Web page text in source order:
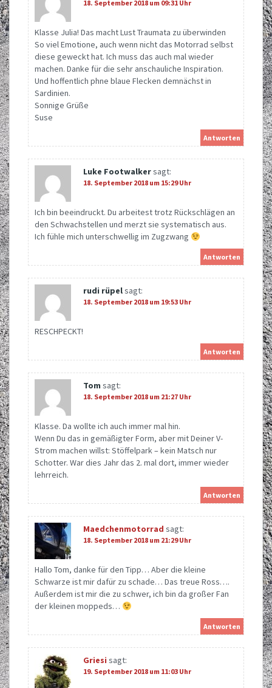
18. September 2018 um 09:31 Uhr
Klasse Julia! Das macht Lust Traumata zu überwinden
So viel Emotione, auch wenn nicht das Motorrad selbst
diese geweckt hat. Ich muss das auch mal wieder
machen. Danke für die sehr anschauliche Inspiration.
Und hoffentlich phne blaue Flecken demnächst in
Sardinien.
Sonnige Grüße
Suse
Antworten
Luke Footwalkersagt:
18. September 2018 um 15:29 Uhr
Ich bin beeindruckt. Du arbeitest trotz Rückschlägen an
den Schwachstellen und merzt sie systematisch aus.
Ich fühle mich unterschwellig im Zugzwang
Antworten
rudi rüpelsagt:
18. September 2018 um 19:53 Uhr
RESCHPECKT!
Antworten
Tom sagt:
18. September 2018 um 21:27 Uhr
Klasse. Da wollte ich auch immer mal hin.
Wenn Du das in gemäßigter Form, aber mit Deiner V-
Strom machen willst: Stöffelpark – kein Matsch nur
Schotter. War dies Jahr das 2. mal dort, immer wieder
lehrreich.
Antworten
Maedchenmotorrad sagt:
18. September 2018 um 21:29 Uhr
Hallo Tom, danke für den Tipp… Aber die kleine
Schwarze ist mir dafür zu schade… Das treue Ross….
Außerdem ist mir die zu schwer, ich bin da großer Fan
der kleinen moppeds…
Antworten
Griesi sagt:
19. September 2018 um 11:03 Uhr